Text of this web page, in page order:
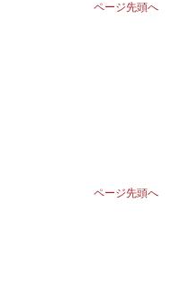
ページ先頭へ
ページ先頭へ